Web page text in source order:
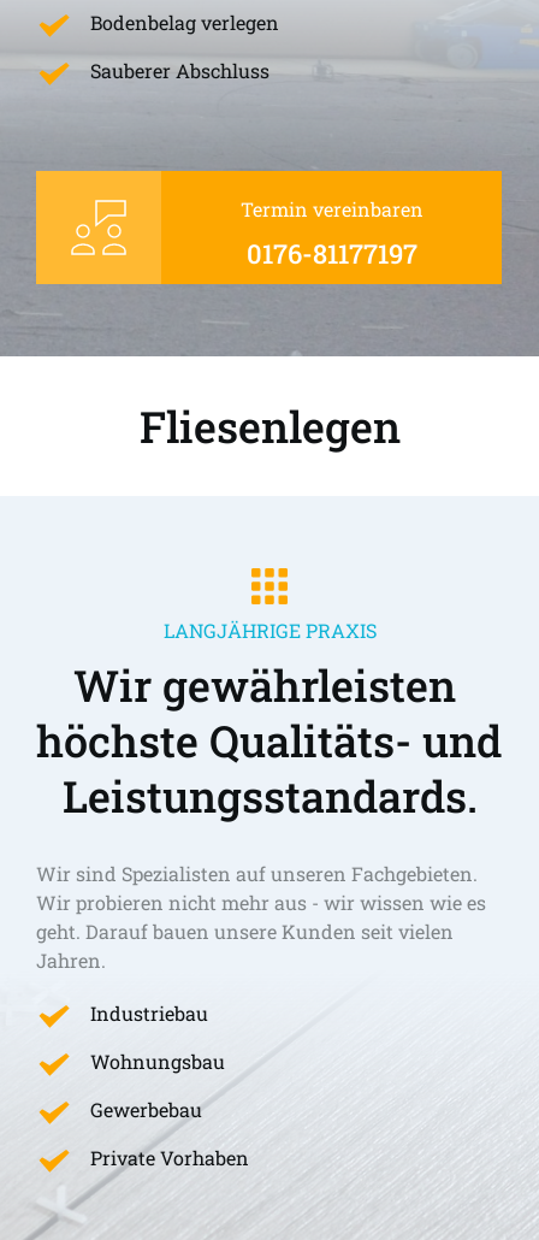
Bodenbelag verlegen
Sauberer Abschluss
Termin vereinbaren
0176-81177197
Fliesenlegen
LANGJÄHRIGE PRAXIS
Wir gewährleisten
höchste Qualitäts- und
Leistungsstandards.
Wir sind Spezialisten auf unseren Fachgebieten.
Wir probieren nicht mehr aus - wir wissen wie es
geht. Darauf bauen unsere Kunden seit vielen
Jahren.
Industriebau
Wohnungsbau
Gewerbebau
Private Vorhaben